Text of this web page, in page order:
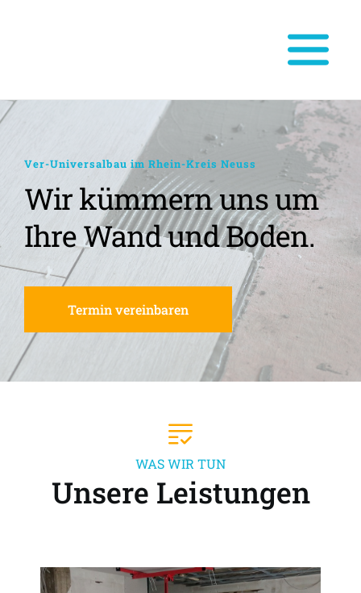
Ver-Universalbau im Rhein-Kreis Neuss
Wir kümmern uns um
Ihre Wand und Boden.
Termin vereinbaren
WAS WIR TUN
Unsere Leistungen